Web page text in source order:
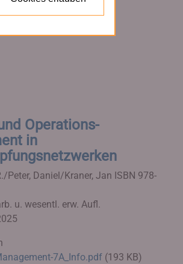
Operations-
in
Peter, Daniel/Kraner, Jan ISBN 978-
u. wesentl. erw. Aufl.
7A_Info.pdf (193 KB)